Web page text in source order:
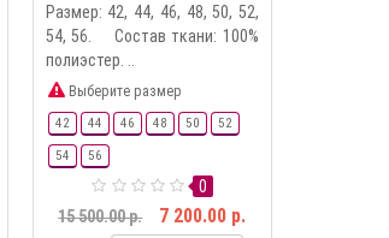
Размер: 42, 44, 46, 48, 50, 52,
54, 56. Состав ткани: 100%
полиэстер. ..
Выберите размер
42 44 46 48 50 52
54 56
0
15 500.00 р.
7 200.00 р.